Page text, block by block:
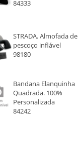
LARANJA
-
MARROM
84333
STRADA. Almofada de
pescoço inflável
98180
Bandana Elanquinha
Quadrada. 100%
Personalizada
84242